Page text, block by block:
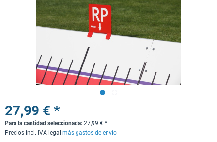
27,99 € *
Para la cantidad seleccionada: 27,99 € *
Precios incl. IVA legal más gastos de envío